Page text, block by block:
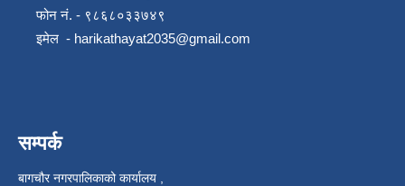
फोन नं. - ९८६८०३३७४९
इमेल - harikathayat2035@gmail.com
सम्पर्क
बागचौर नगरपालिकाको कार्यालय ,